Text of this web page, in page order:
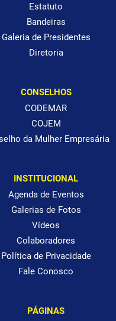
Estatuto
Bandeiras
Galeria de Presidentes
Diretoria
CONSELHOS
CODEMAR
COJEM
da Mulher Empresária
INSTITUCIONAL
Agenda de Eventos
Galerias de Fotos
Vídeos
Colaboradores
Política de Privacidade
Fale Conosco
PÁGINAS